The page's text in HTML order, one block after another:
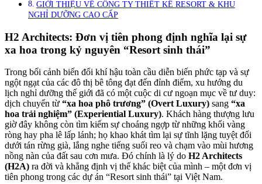
GIỚI THIỆU VỀ CÔNG TY THIẾT KẾ RESORT & KHU
NGHỈ DƯỠNG CAO CẤP
H2 Architects: Đơn vị tiên phong định nghĩa lại sự
xa hoa trong kỷ nguyên “Resort sinh thái”
Trong bối cảnh biến đổi khí hậu toàn cầu diễn biến phức tạp và sự
ngột ngạt của các đô thị bê tông đạt đến đỉnh điểm, xu hướng du
lịch nghỉ dưỡng thế giới đã có một cuộc di cư ngoạn mục về tư duy:
dịch chuyển từ “xa hoa phô trương” (Overt Luxury) sang “xa
hoa trải nghiệm” (Experiential Luxury). Khách hàng thượng lưu
giờ đây không còn tìm kiếm sự choáng ngợp từ những khối vàng
ròng hay pha lê lấp lánh; họ khao khát tìm lại sự tĩnh lặng tuyệt đối
dưới tán rừng già, lắng nghe tiếng suối reo và chạm vào mùi hương
nồng nàn của đất sau cơn mưa. Đó chính là lý do H2 Architects
(H2A) ra đời và khẳng định vị thế khác biệt của mình – một đơn vị
tiên phong trong các dự án “Resort sinh thái” tại Việt Nam.